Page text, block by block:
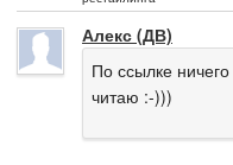
Алекс (ДВ)
По ссылке
читаю :-)))